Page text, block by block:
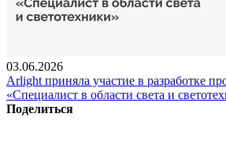
03.06.2026
Arlight приняла участие в разработке
«Специалист в области света и
Поделиться